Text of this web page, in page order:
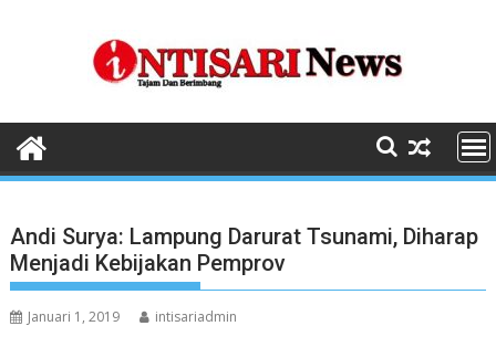
Andi Surya: Lampung Darurat Tsunami, Diharap
Menjadi Kebijakan Pemprov
Januari 1, 2019 intisariadmin